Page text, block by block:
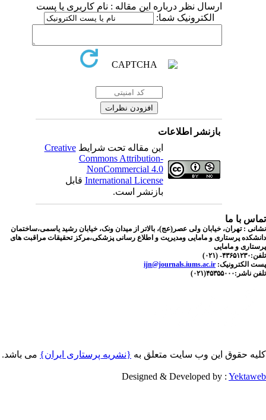
ارسال نظر درباره این مقاله : نام کاربری یا پست
الکترونیک شما:
بازنشر اطلاعات
این مقاله تحت شرایطCreative
Commons Attribution-
NonCommercial 4.0
International Licenseقابل
بازنشر است.
با ما
: تهران، خیابان ولی عصر(عج)، بالاتر از میدان ونک، خیابان رشید یاسمی،ساختمان
پرستاری و مامایی ومدیریت و اطلاع رسانی پزشکی،مرکز تحقیقات مراقبت های
و مامایی
(۰۲۱)
الکترونیک:ijn@journals.iums.ac.ir
حقوق این وب سایت متعلق به{نشریه پرستاری ایران}می باشد.
Designed & Developed by :